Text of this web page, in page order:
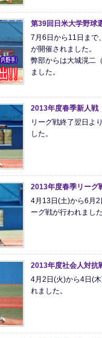
第39回日米大学野球
7月6日から11日まで
が開催されました。
弊部からは大城滉二
ました。
2013年度春季新人戦
リーグ戦終了翌日よ
した。
2013年度春季リーグ
4月13日(土)から6月
ーグ戦が行われまし
2013年度社会人対抗
4月2日(火)から4日(
れました。